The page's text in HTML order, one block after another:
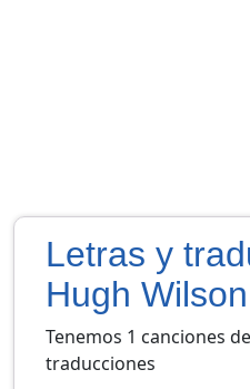
Letras y
Hugh Wilson
Tenemos 1 canciones
traducciones